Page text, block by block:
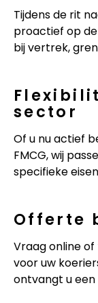
Tijdens de rit
proactief op
bij vertrek,
sector
Of u nu actief
FMCG, wij
specifieke
Offerte
Vraag online
voor uw
ontvangt u